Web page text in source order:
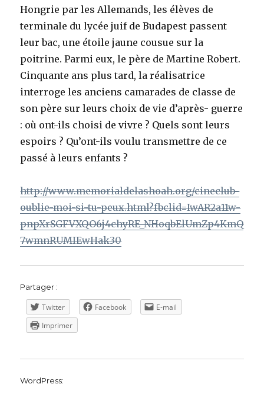
Hongrie par les Allemands, les élèves de
terminale du lycée juif de Budapest passent
leur bac, une étoile jaune cousue sur la
poitrine. Parmi eux, le père de Martine Robert.
Cinquante ans plus tard, la réalisatrice
interroge les anciens camarades de classe de
son père sur leurs choix de vie d’après- guerre
: où ont-ils choisi de vivre ? Quels sont leurs
espoirs ? Qu’ont-ils voulu transmettre de ce
passé à leurs enfants ?
http://www.memorialdelashoah.org/cineclub-
oublie-moi-si-tu-peux.html?fbclid=IwAR2a11w-
pnpXrSGFVXQO6j4chyRE_NHoqbElUmZp4KmQ
7wmnRUMIEwHak30
Partager :
Twitter Facebook
E-mail
Imprimer
WordPress: